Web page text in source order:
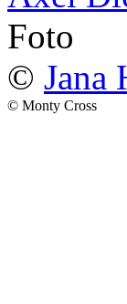
Foto
© Jana
© Monty Cross